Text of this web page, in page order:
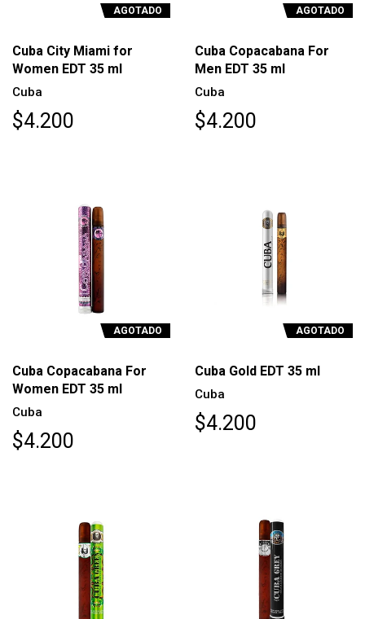
AGOTADO
Cuba City Miami for
Women EDT 35 ml
Cuba
$4.200
AGOTADO
Cuba Copacabana For
Men EDT 35 ml
Cuba
$4.200
AGOTADO
Cuba Copacabana For
Women EDT 35 ml
Cuba
$4.200
AGOTADO
Cuba Gold EDT 35 ml
Cuba
$4.200